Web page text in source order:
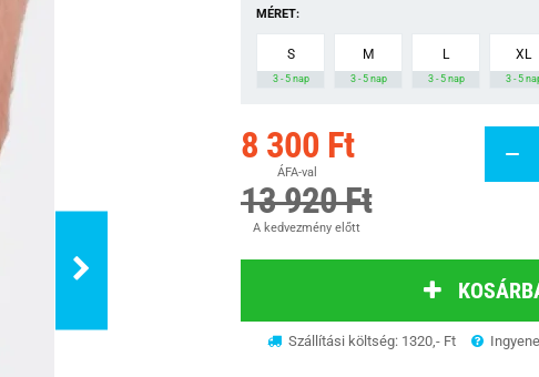
MÉRET:
S
3 - 5 nap
M
3 - 5 nap
L
3 - 5 nap
XL
3 - 5
8 300 Ft
ÁFA-val
13 920 Ft
A kedvezmény előtt
Szállítási költség: 1320,- Ft